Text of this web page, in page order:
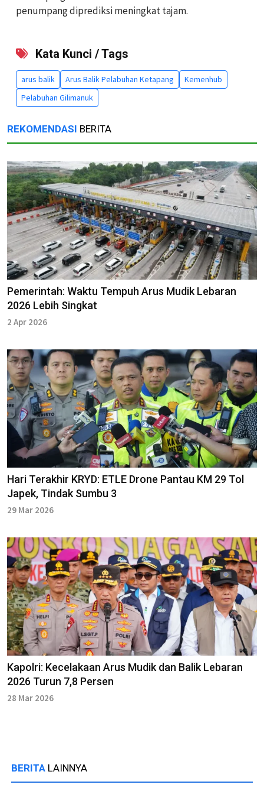
penumpang diprediksi meningkat tajam.
Kata Kunci / Tags
arus balik Arus Balik Pelabuhan Ketapang
Kemenhub
Pelabuhan Gilimanuk
REKOMENDASI BERITA
Pemerintah: Waktu Tempuh Arus Mudik Lebaran
2026 Lebih Singkat
2 Apr 2026
Hari Terakhir KRYD: ETLE Drone Pantau KM 29 Tol
Japek, Tindak Sumbu 3
29 Mar 2026
Kapolri: Kecelakaan Arus Mudik dan Balik Lebaran
2026 Turun 7,8 Persen
28 Mar 2026
BERITA LAINNYA